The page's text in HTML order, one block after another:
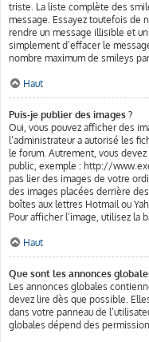
triste. La liste complète des
message. Essayez toutefois de
rendre un message illisible et
simplement d’effacer le
nombre maximum de smileys
Haut
Puis-je publier des images ?
Oui, vous pouvez afficher des
l’administrateur a autorisé les
le forum. Autrement, vous
public, exemple : http://
pas lier des images de votre
des images placées derrière
boîtes aux lettres Hotmail ou
Pour afficher l’image, utilisez la
Haut
Que sont les annonces
Les annonces globales
devez lire dès que possible.
dans votre panneau de
globales dépend des